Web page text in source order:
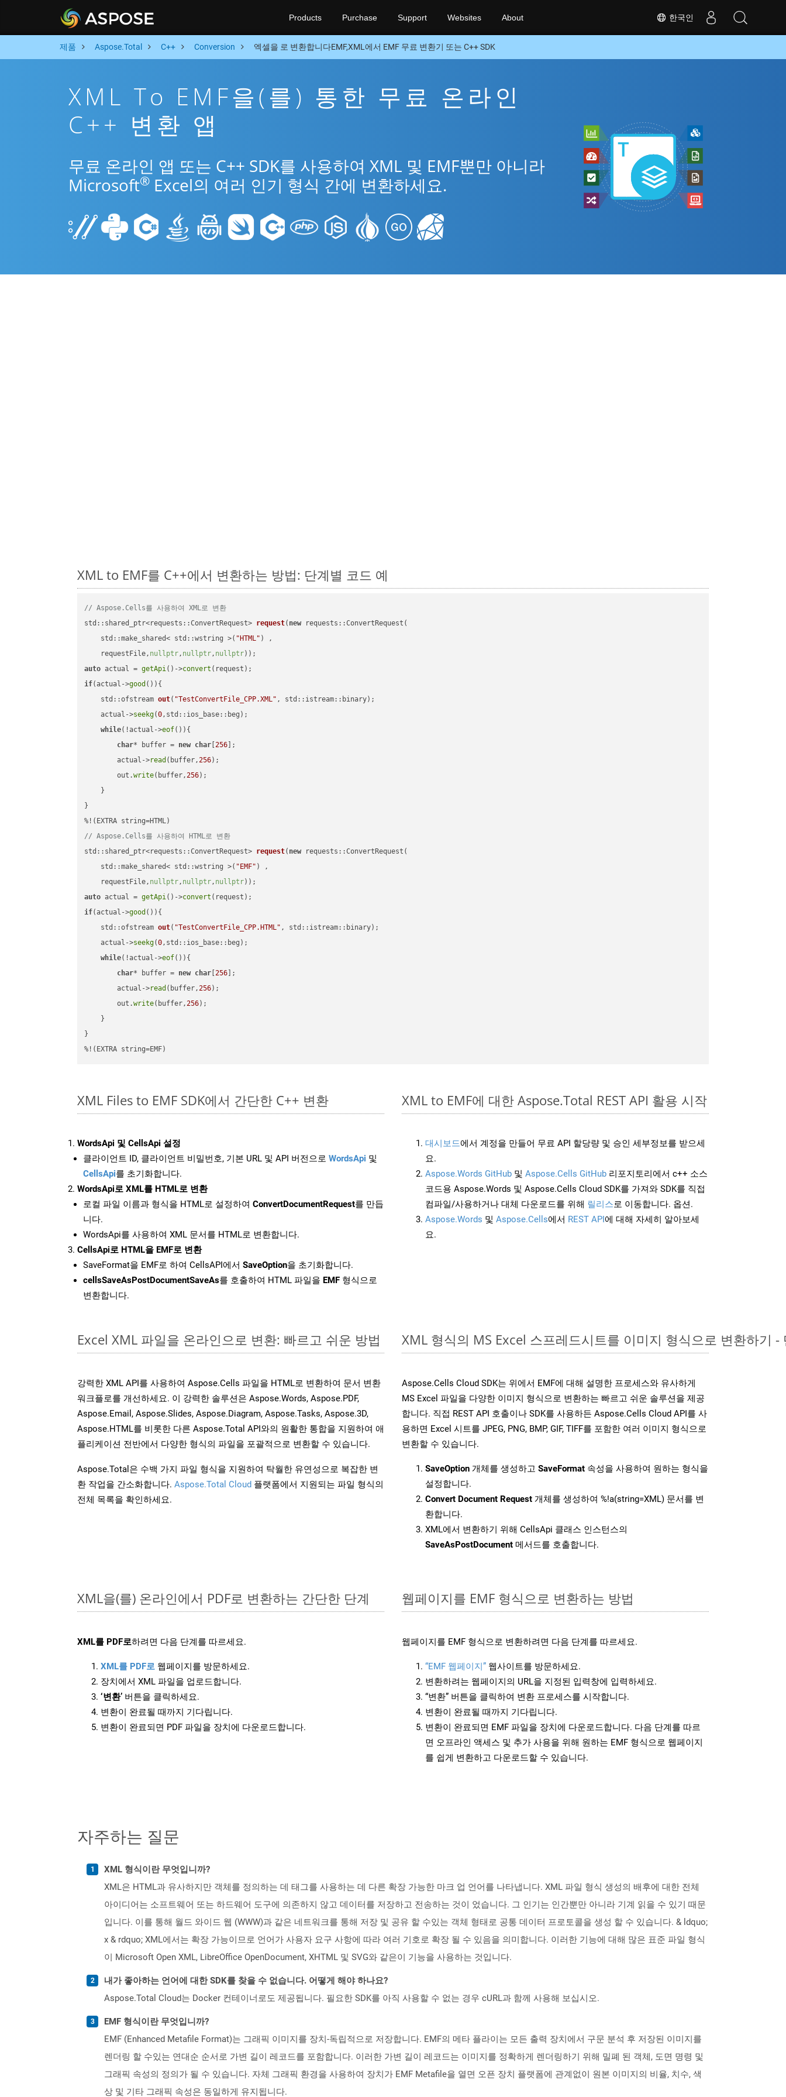
한국인
Products Purchase Support Websites About
제품 Aspose.Total C++ Conversion 엑셀을 로 변환합니다EMF,XML에서 EMF 무료 변환기 또는 C++ SDK
XML To EMF을(를) 통한 무료 온라인
C++ 변환 앱
무료 온라인 앱 또는 C++ SDK를 사용하여 XML 및 EMF뿐만 아니라
Microsoft® Excel의 여러 인기 형식 간에 변환하세요.
XML to EMF를 C++에서 변환하는 방법: 단계별 코드 예
// Aspose.Cells를 사용하여 XML로 변환
std::shared_ptr<requests::ConvertRequest> request( new requests::ConvertRequest(
    std::make_shared< std::wstring >(
"HTML" ) ,
    requestFile,
nullptr, nullptr, nullptr))
auto actual = getApi()->convert
if(actual->good ()){
std::ofstream out( "TestConvertFile_CPP.XML" , std::istream::binary) ;
    actual->
seekg(0,std::ios_base::beg);
while(!actual->eof()){
char* buffer = new char [256 ];
        actual->
read (buffer,256);
        out.
write(buffer,256);
    }
}
// Aspose.Cells를 사용하여 HTML로 변환
std::shared_ptr<requests::ConvertRequest> request( new requests::ConvertRequest(
    std::make_shared< std::wstring >(
"EMF" ) ,
    requestFile,
nullptr, nullptr, nullptr))
auto actual = getApi()->convert
if(actual->good ()){
std::ofstream out( "TestConvertFile_CPP.HTML" , std::istream::binary) ;
    actual->
seekg(0,std::ios_base::beg);
while(!actual->eof()){
char* buffer = new char [256 ];
        actual->
read (buffer,256);
        out.
write(buffer,256);
    }
}
%!(EXTRA string=EMF)
XML Files to EMF SDK에서 간단한 C++ 변환
WordsApi 및 CellsApi 설정
클라이언트 ID, 클라이언트 비밀번호, 기본 URL 및 API 버전으로 WordsApi 및
CellsApi를 초기화합니다.
WordsApi로 XML를 HTML로 변환
로컬 파일 이름과 형식을 HTML로 설정하여 ConvertDocumentRequest를 만듭
니다.
WordsApi를 사용하여 XML 문서를 HTML로 변환합니다.
CellsApi로 HTML을 EMF로 변환
SaveFormat을 EMF로 하여 CellsAPI에서 SaveOption을 초기화합니다.
cellsSaveAsPostDocumentSaveAs를 호출하여 HTML 파일을 EMF 형식으로
변환합니다.
XML to EMF에 대한 Aspose.Total REST API 활용 시작
대시보드에서 계정을 만들어 무료 API 할당량 및 승인 세부정보를 받으세
요.
Aspose.Words GitHub 및 Aspose.Cells GitHub 리포지토리에서 c++ 소스
코드용 Aspose.Words 및 Aspose.Cells Cloud SDK를 가져와 SDK를 직접
컴파일/사용하거나 대체 다운로드를 위해 릴리스로 이동합니다. 옵션.
Aspose.Words 및 Aspose.Cells에서 REST API에 대해 자세히 알아보세
요.
Excel XML 파일을 온라인으로 변환: 빠르고 쉬운 방법
강력한 XML API를 사용하여 Aspose.Cells 파일을 HTML로 변환하여 문서 변환
워크플로를 개선하세요. 이 강력한 솔루션은 Aspose.Words, Aspose.PDF,
Aspose.Email, Aspose.Slides, Aspose.Diagram, Aspose.Tasks, Aspose.3D,
Aspose.HTML를 비롯한 다른 Aspose.Total API와의 원활한 통합을 지원하여 애
플리케이션 전반에서 다양한 형식의 파일을 포괄적으로 변환할 수 있습니다.
Aspose.Total은 수백 가지 파일 형식을 지원하여 탁월한 유연성으로 복잡한 변
환 작업을 간소화합니다. Aspose.Total Cloud 플랫폼에서 지원되는 파일 형식의
전체 목록을 확인하세요.
XML 형식의 MS Excel 스프레드시트를 이미지 형식으로 변환하기 -
Aspose.Cells Cloud SDK는 위에서 EMF에 대해 설명한 프로세스와 유사하게
MS Excel 파일을 다양한 이미지 형식으로 변환하는 빠르고 쉬운 솔루션을 제공
합니다. 직접 REST API 호출이나 SDK를 사용하든 Aspose.Cells Cloud API를 사
용하면 Excel 시트를 JPEG, PNG, BMP, GIF, TIFF를 포함한 여러 이미지 형식으로
변환할 수 있습니다.
SaveOption 개체를 생성하고 SaveFormat 속성을 사용하여 원하는 형식을
설정합니다.
Convert Document Request 개체를 생성하여 %!a(string=XML) 문서를 변
환합니다.
XML에서 변환하기 위해 CellsApi 클래스 인스턴스의
SaveAsPostDocument 메서드를 호출합니다.
XML을(를) 온라인에서 PDF로 변환하는 간단한 단계
XML를 PDF로하려면 다음 단계를 따르세요.
XML를 PDF로 웹페이지를 방문하세요.
장치에서 XML 파일을 업로드합니다.
‘변환’ 버튼을 클릭하세요.
변환이 완료될 때까지 기다립니다.
변환이 완료되면 PDF 파일을 장치에 다운로드합니다.
웹페이지를 EMF 형식으로 변환하는 방법
웹페이지를 EMF 형식으로 변환하려면 다음 단계를 따르세요.
“EMF 웹페이지” 웹사이트를 방문하세요.
변환하려는 웹페이지의 URL을 지정된 입력창에 입력하세요.
“변환” 버튼을 클릭하여 변환 프로세스를 시작합니다.
변환이 완료될 때까지 기다립니다.
변환이 완료되면 EMF 파일을 장치에 다운로드합니다. 다음 단계를 따르
면 오프라인 액세스 및 추가 사용을 위해 원하는 EMF 형식으로 웹페이지
를 쉽게 변환하고 다운로드할 수 있습니다.
자주하는 질문
XML 형식이란 무엇입니까?
XML은 HTML과 유사하지만 객체를 정의하는 데 태그를 사용하는 데 다른 확장 가능한 마크 업 언어를 나타냅니다. XML 파일 형식 생성의 배후에 대한 전체
아이디어는 소프트웨어 또는 하드웨어 도구에 의존하지 않고 데이터를 저장하고 전송하는 것이 었습니다. 그 인기는 인간뿐만 아니라 기계 읽을 수 있기 때문
입니다. 이를 통해 월드 와이드 웹 (WWW)과 같은 네트워크를 통해 저장 및 공유 할 수있는 객체 형태로 공통 데이터 프로토콜을 생성 할 수 있습니다. & ldquo;
x & rdquo; XML에서는 확장 가능이므로 언어가 사용자 요구 사항에 따라 여러 기호로 확장 될 수 있음을 의미합니다. 이러한 기능에 대해 많은 표준 파일 형식
이 Microsoft Open XML, LibreOffice OpenDocument, XHTML 및 SVG와 같은이 기능을 사용하는 것입니다.
내가 좋아하는 언어에 대한 SDK를 찾을 수 없습니다. 어떻게 해야 하나요?
Aspose.Total Cloud는 Docker 컨테이너로도 제공됩니다. 필요한 SDK를 아직 사용할 수 없는 경우 cURL과 함께 사용해 보십시오.
EMF 형식이란 무엇입니까?
EMF (Enhanced Metafile Format)는 그래픽 이미지를 장치-독립적으로 저장합니다. EMF의 메타 플라이는 모든 출력 장치에서 구문 분석 후 저장된 이미지를
렌더링 할 수있는 연대순 순서로 가변 길이 레코드를 포함합니다. 이러한 가변 길이 레코드는 이미지를 정확하게 렌더링하기 위해 밀폐 된 객체, 도면 명령 및
그래픽 속성의 정의가 될 수 있습니다. 자체 그래픽 환경을 사용하여 장치가 EMF Metafile을 열면 오픈 장치 플랫폼에 관계없이 원본 이미지의 비율, 치수, 색
상 및 기타 그래픽 속성은 동일하게 유지됩니다.